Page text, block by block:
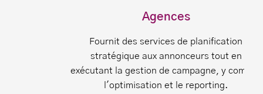
Agences
Fournit des services de planification
stratégique aux annonceurs tout en
exécutant la gestion de campagne, y compris
l'optimisation et le reporting.